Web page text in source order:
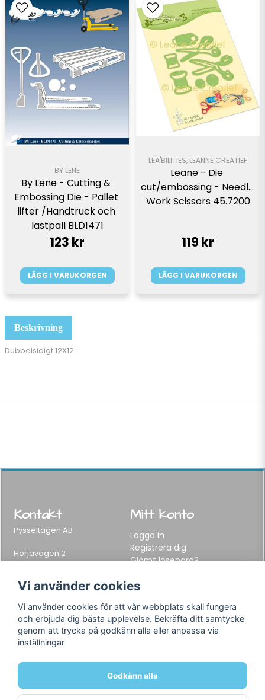
Beskrivning
Dubbelsidigt 12X12
BY LENE
By Lene - Cutting &
Embossing Die - Pallet
lifter /Handtruck och
lastpall BLD1471
123 kr
LÄGG I VARUKORGEN
LEA'BILITIES, LEANNE CREATIEF
Leane - Die
cut/embossing - Needle
Work Scissors 45.7200
119 kr
LÄGG I VARUKORGEN
Kontakt
Pysseltagen AB
Hörjavägen 2
282 34 Tyringe, Sweden
E-post:info@pysseltagen.se
Mitt konto
Logga in
Registrera dig
Glömt lösenord?
Info
Varumärken
Om oss
Kontakt
Följ oss
Vi använder cookies
Vi använder cookies för att vår webbplats skall fungera
och erbjuda dig bästa upplevelse. Bekräfta ditt samtycke
genom att trycka på godkänn alla eller anpassa via
inställningar
Godkänn alla